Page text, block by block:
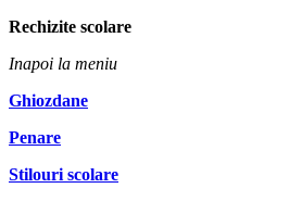
Rechizite scolare
Inapoi la meniu
Ghiozdane
Penare
Stilouri scolare